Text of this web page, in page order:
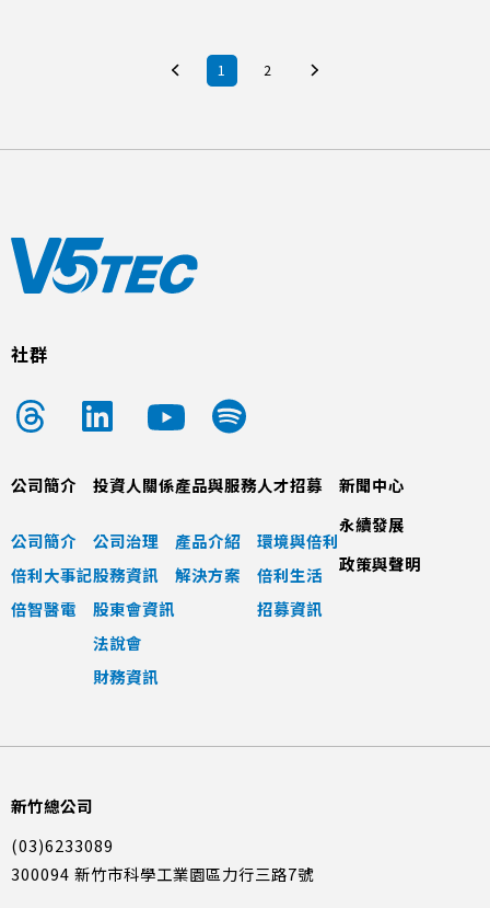
1 2
社群
公司簡介
公司簡介
倍利大事記
倍智醫電
投資人關係
公司治理
股務資訊
股東會資訊
法說會
財務資訊
產品與服務
產品介紹
解決方案
人才招募
環境與倍利
倍利生活
招募資訊
新聞中心
永續發展
政策與聲明
新竹總公司
(03)6233089
300094 新竹市科學工業園區力行三路7號